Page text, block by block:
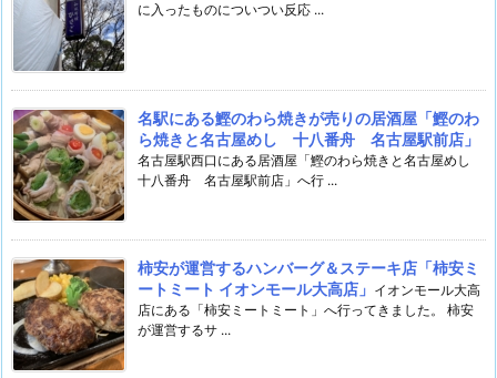
に入ったものについつい反応 ...
名駅にある鰹のわら焼きが売りの居酒屋「鰹のわ
ら焼きと名古屋めし 十八番舟 名古屋駅前店」
名古屋駅西口にある居酒屋「鰹のわら焼きと名古屋めし
十八番舟 名古屋駅前店」へ行 ...
柿安が運営するハンバーグ＆ステーキ店「柿安ミ
ートミート イオンモール大高店」 イオンモール大高
店にある「柿安ミートミート」へ行ってきました。 柿安
が運営するサ ...